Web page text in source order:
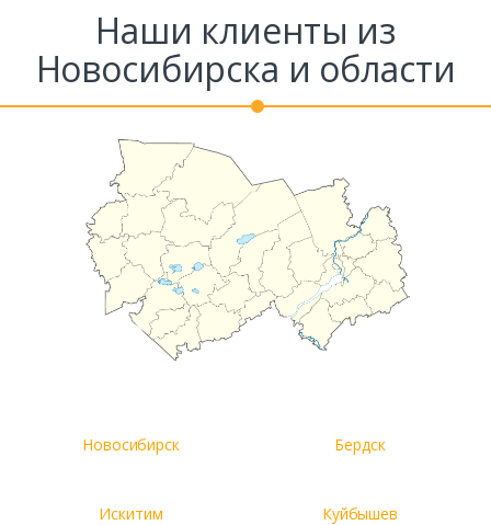
Комментарий к заказу
Наши клиенты из
Новосибирска и области
Новосибирск Бердск
Искитим Куйбышев